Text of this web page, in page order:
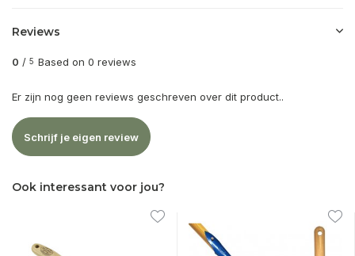
Reviews
0 / 5 Based on 0 reviews
Er zijn nog geen reviews geschreven over dit product..
Schrijf je eigen review
Ook interessant voor jou?